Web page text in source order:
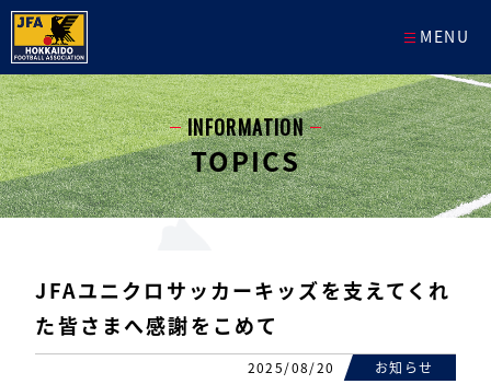
MENU
INFORMATION
TOPICS
JFAユニクロサッカーキッズを支えてくれ
た皆さまへ感謝をこめて
2025/08/20 お知らせ